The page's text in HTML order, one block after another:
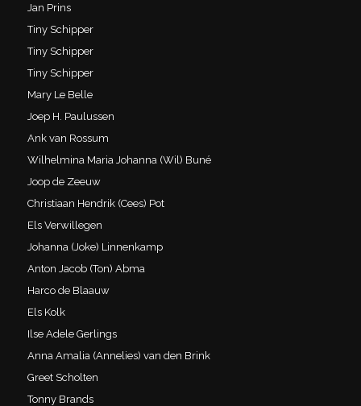
Jan Prins
Tiny Schipper
Tiny Schipper
Tiny Schipper
Mary Le Belle
Joep H. Paulussen
Ank van Rossum
Wilhelmina Maria Johanna (Wil) Buné
Joop de Zeeuw
Christiaan Hendrik (Cees) Pot
Els Verwillegen
Johanna (Joke) Linnenkamp
Anton Jacob (Ton) Abma
Harco de Blaauw
Els Kolk
Ilse Adele Gerlings
Anna Amalia (Annelies) van den Brink
Greet Scholten
Tonny Brands